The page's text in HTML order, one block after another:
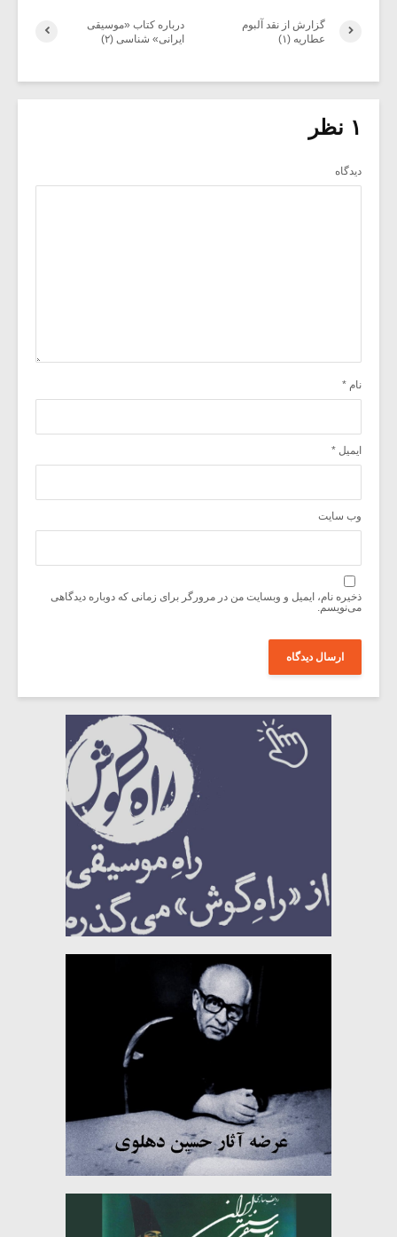
درباره کتاب «موسیقی
ایرانی» شناسی (۲)
گزارش از نقد آلبوم
عطاریه (۱)
۱ نظر
دیدگاه
نام *
ایمیل *
وب‌ سایت
ذخیره نام، ایمیل و وبسایت من در مرورگر برای زمانی که دوباره دیدگاهی
می‌نویسم.